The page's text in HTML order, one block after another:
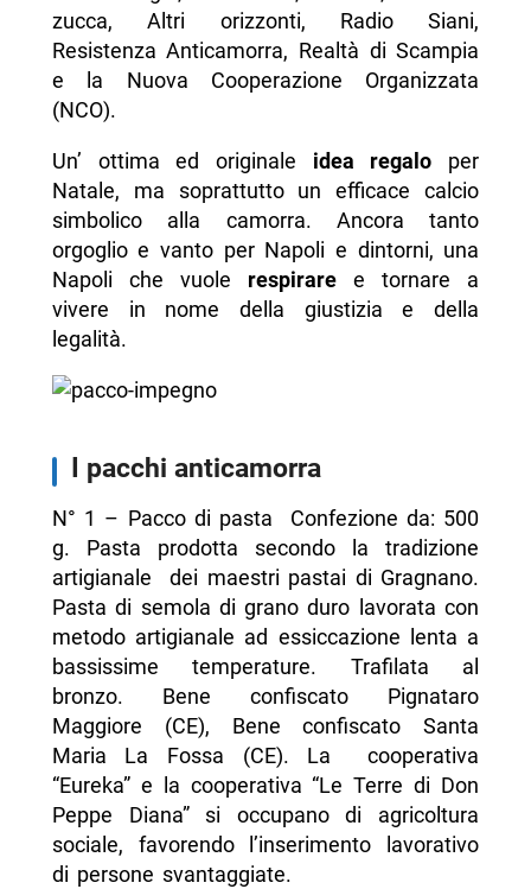
zucca, Altri orizzonti, Radio Siani,
Resistenza Anticamorra, Realtà di Scampia
e la Nuova Cooperazione Organizzata
(NCO).
Un’ ottima ed originale idea regalo per
Natale, ma soprattutto un efficace calcio
simbolico alla camorra. Ancora tanto
orgoglio e vanto per Napoli e dintorni, una
Napoli che vuole respirare e tornare a
vivere in nome della giustizia e della
legalità.
I pacchi anticamorra
N° 1 – Pacco di pasta Confezione da: 500
g. Pasta prodotta secondo la tradizione
artigianale dei maestri pastai di Gragnano.
Pasta di semola di grano duro lavorata con
metodo artigianale ad essiccazione lenta a
bassissime temperature. Trafilata al
bronzo. Bene confiscato Pignataro
Maggiore (CE), Bene confiscato Santa
Maria La Fossa (CE). La cooperativa
“Eureka” e la cooperativa “Le Terre di Don
Peppe Diana” si occupano di agricoltura
sociale, favorendo l’inserimento lavorativo
di persone svantaggiate.